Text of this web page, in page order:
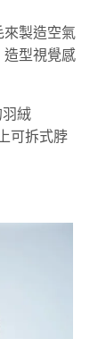
來製造空氣
造型視覺感
羽絨
可拆式脖